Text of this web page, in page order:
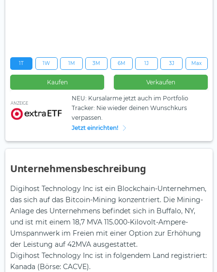
1T 1W 1M 3M 6M 1J 3J Max
Kaufen Verkaufen
ANZEIGE
NEU: Kursalarme jetzt auch im Portfolio
Tracker: Nie wieder deinen Wunschkurs
verpassen.
Jetzt einrichten!
Unternehmensbeschreibung
Digihost Technology Inc ist ein Blockchain-Unternehmen,
das sich auf das Bitcoin-Mining konzentriert. Die Mining-
Anlage des Unternehmens befindet sich in Buffalo, NY,
und ist mit einem 18,7 MVA 115.000-Kilovolt-Ampere-
Umspannwerk im Freien mit einer Option zur Erhöhung
der Leistung auf 42MVA ausgestattet.
Digihost Technology Inc ist in folgendem Land registriert:
Kanada (Börse: CACVE).